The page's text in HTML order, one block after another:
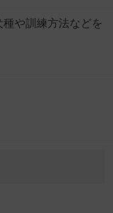
種や訓練方法などを